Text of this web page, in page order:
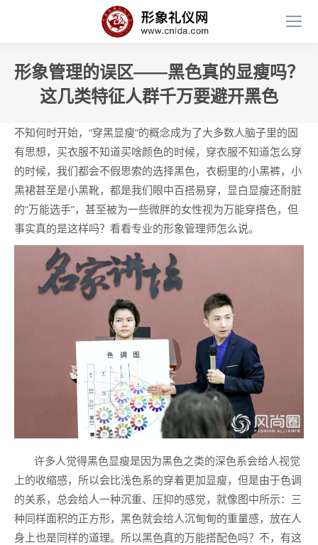
形象管理的误区——黑色真的显瘦吗？
这几类特征人群千万要避开黑色
不知何时开始，“穿黑显瘦”的概念成为了大多数人脑子里的固
有思想，买衣服不知道买啥颜色的时候，穿衣服不知道怎么穿
的时候，我们都会不假思索的选择黑色，衣橱里的小黑裤，小
黑裙甚至是小黑靴，都是我们眼中百搭易穿，显白显瘦还耐脏
的“万能选手”，甚至被为一些微胖的女性视为万能穿搭色，但
事实真的是这样吗？看看专业的形象管理师怎么说。
许多人觉得黑色显瘦是因为黑色之类的深色系会给人视觉
上的收缩感，所以会比浅色系的穿着更加显瘦，但是由于色调
的关系，总会给人一种沉重、压抑的感觉，就像图中所示：三
种同样面积的正方形，黑色就会给人沉甸甸的重量感，放在人
身上也是同样的道理。所以黑色真的万能搭配色吗？不，有这